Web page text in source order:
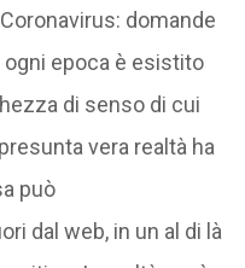
domande
epoca è esistito
di senso di cui
vera realtà ha
può
dal web, in un al di là